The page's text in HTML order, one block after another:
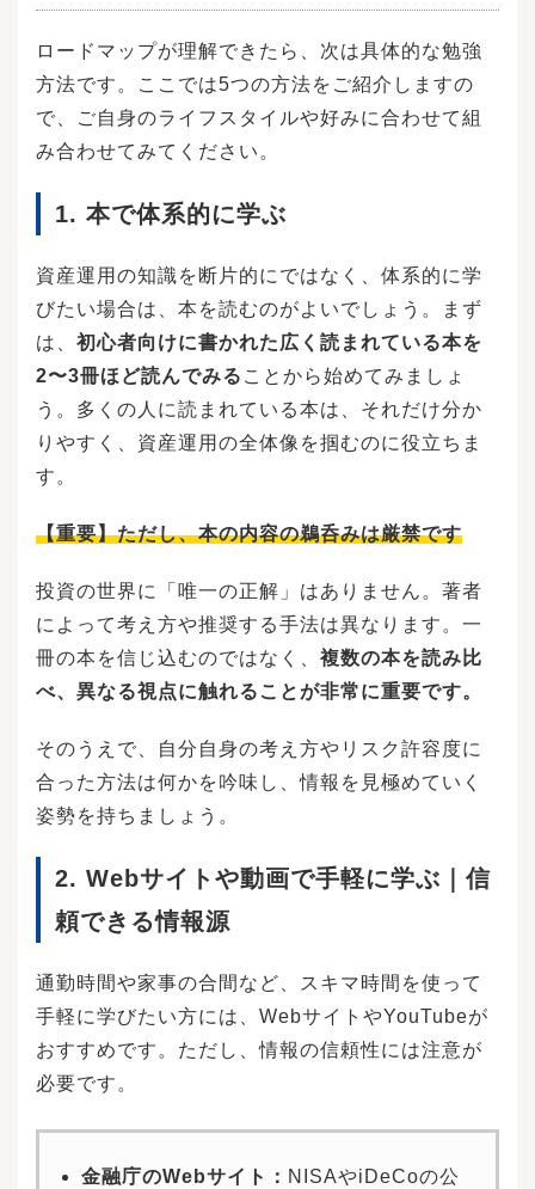
して約20％の税金がかかりますが、他の取引で
損失が出た場合は相殺されます。一般口座や特
定口座で使えるこの損益通算の仕組みが使えな
いことがデメリットです。NISAでは、利益確定
時に通常かかる約20％の税金を支払っていない
ので、相殺しようがありません。これは旧NISA
内だけでなく、一般口座や特定口座で利益が出
ていても、NISA口座で出した損失と相殺できな
NISAでは投資期間や非課税保有期間の縛りが無
くなったために、投資対象の選定が甘くなるこ
とが懸念されます。旧NISAでは投資可能な期間
や非課税保有の期間が定められていたために、
ました。旧制度の一般NISAでは年間投資枠が12
0万円まで、つみたてNISAでは年間投資枠が40
税で投資できる枠は戻りません。旧制度の場
合、NISAの効果を最大化したいならば、投資商
う。年間投資額が360万円、非課税保有限度額が
枠が復活するために、商品を吟味せず気軽に投
くなれば損失が出る可能性は高くなるといえま
す。また、本来であれば損切りすべき銘柄も、
漬けにしてしまう懸念もあります。年間投資枠
ットですが、短期間で利益を得ようとして、回
げられます。回転売買とは、金融商品を短い期
間で売買する行為を指します。旧NISAは投資し
んでした。しかし、非課税枠の再利用が認めら
せずに売買を繰り返すことも考えられるでしょ
といった短期間での回転売買を非課税で行える
のが実態です。そもそもNISAは家計の安定的な
資産形成の支援を目的に導入されたという経緯
もあり、回転売買は本旨から外れているといえ
ます。また、売買の数に応じて手数料が入ると
いう構造上、証券会社が積極的な売買を推奨す
買できるのはメリットですが、不必要な売買を
ザ -近鉄あべのハルカス店2024年1月からのNISA
る」場合、掛金の所得控除により年間4万8千円
分が節税になります。「iDeCo公式サイト」の税
制優遇シミュレーションで、ご自身の条件を入
力して税控除額を計算してみましょう！iDeCoで
拠出可能な掛金は、国民年金の加入者の種別や
勤務先の企業年金の違いによって限度額が異な
に確認しましょう。iDeCoは老後の資産形成を目
的とした年金制度であるため、原則として60歳
0歳から年金を受給するためには、iDeCoに加入
しょう。上記でみてきたように、iDeCoはNISA
より大きな税制メリットを受けることができま
あるため、60歳以前に必要になる資金を貯める
手段としては向いていません。したがって、結
能性がある10代から30代は、NISA制度のつみた
て投資枠で投資を優先するのがおすすめです。
oに比重を置き、税制メリットを最大限に活かし
ましょう。特に自営業の方は、会社員よりも社
来の年金を確保することをおすすめします。投
iDeCoは、どちらも税制上のメリットを受けなが
ら資産運用ができる制度ですが、税制優遇・加
入条件・運用商品など様々な面で内容が大きく
異なります。そのため、ご自身のライフプラン
ることが大切です。まずは、ご自身の投資目的
を明確にすることから始めましょう。その上
で、60歳以前に資金を引き出したい場合はNISA
のつみたて投資枠を選択し、60歳以降に必要な
場合は併用するのがおすすめです。NISAやiDeC
oなどの制度を利用して投資を始めようとした
時、「自分にはどちらの制度が合っているかわ
という悩みが出てくるのではないでしょうか？
そういった時には、一度、金融のプロに相談し
てみるのはいかがですか？「投資信託相談プラ
ザ」では、セミナーの開催や無料個別相談を行
っております。金融機関選びや商品選びに困っ
た際には、ぜひ一度利用してみてください。※N
融機関等経由で交付されないものは非課税とな
を非課税で受け取るためには、配当金の受領方
ロードマップが理解できたら、次は具体的な勉強
方法です。ここでは5つの方法をご紹介しますの
で、ご自身のライフスタイルや好みに合わせて組
み合わせてみてください。
1. 本で体系的に学ぶ
資産運用の知識を断片的にではなく、体系的に学
びたい場合は、本を読むのがよいでしょう。まず
は、 初心者向けに書かれた広く読まれている本を
2〜3冊ほど読んでみる ことから始めてみましょ
う。多くの人に読まれている本は、それだけ分か
りやすく、資産運用の全体像を掴むのに役立ちま
す。
【重要】ただし、本の内容の鵜呑みは厳禁です
投資の世界に「唯一の正解」はありません。著者
によって考え方や推奨する手法は異なります。一
冊の本を信じ込むのではなく、 複数の本を読み比
べ、異なる視点に触れることが非常に重要です。
そのうえで、自分自身の考え方やリスク許容度に
合った方法は何かを吟味し、情報を見極めていく
姿勢を持ちましょう。
2. Webサイトや動画で手軽に学ぶ｜信
頼できる情報源
通勤時間や家事の合間など、スキマ時間を使って
手軽に学びたい方には、WebサイトやYouTubeが
おすすめです。ただし、情報の信頼性には注意が
必要です。
金融庁のWebサイト： NISAやiDeCoの公